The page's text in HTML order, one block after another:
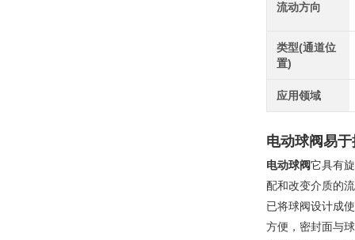
流动方向
类型(通道位
置)
应用领域
电动球阀易于
电动球阀它具有
配和改变介质的
已将球阀设计成
方便，密封面与